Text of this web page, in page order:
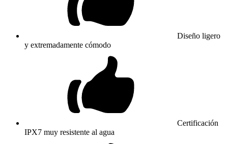
Diseño ligero
y extremadamente cómodo
Certificación
IPX7 muy resistente al agua